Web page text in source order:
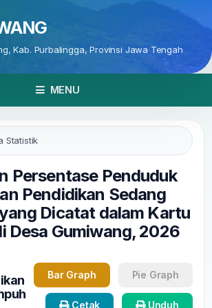
Kab. Purbalingga, Provinsi Jawa Tengah
MENU
Statistik
Persentase Penduduk
Pendidikan Sedang
Dicatat dalam Kartu
Desa Gumiwang, 2026
Bar Graph Pie Graph
Cetak Unduh